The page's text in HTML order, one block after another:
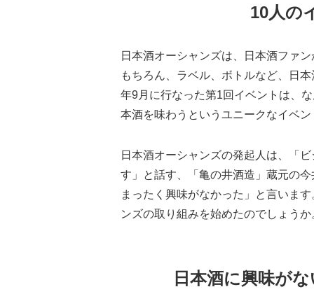
10人の
日本酒オーシャンズは、日本酒ファ
もちろん、ラベル、ボトルなど、日
年9月に行なった第1回イベントは、
本酒を味わうというユニークなイベ
日本酒オーシャンズの発起人は、「
す」と話す、「亀の井酒造」蔵元の
まったく興味がなかった」と言いま
ンズの取り組みを始めたのでしょうか
日本酒に興味が